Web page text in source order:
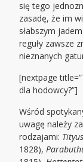
się tego
zasadę, że im
słabszym
reguły zawsze
nieznanych
[nextpage
dla hodowcy?”]
Wśród
uwagę należy
rodzajami:
1828),